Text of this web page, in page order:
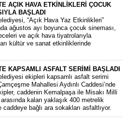
AÇIK HAVA ETKİNLİKLERİ ÇOCUK
BAŞLADI
“Açık Hava Yaz Etkinlikleri”
ağustos ayı boyunca çocuk sineması,
ve açık hava tiyatrolarıyla
kültür ve sanat etkinliklerinde
KAPSAMLI ASFALT SERİMİ BAŞLADI
ekipleri kapsamlı asfalt serimi
Mahallesi Aydınlı Caddesi’nde
caddenin Kemalpaşa ile Misakı Milli
kalan yaklaşık 400 metrelik
caddeye bağlı ara sokakları asfaltlıyor.